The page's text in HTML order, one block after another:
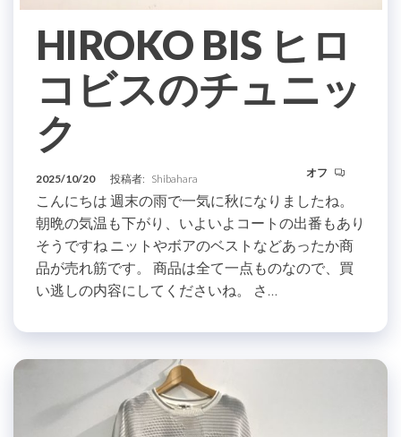
HIROKO BIS ヒロ
コビスのチュニッ
ク
2025/10/20 投稿者: Shibahara オフ
こんにちは 週末の雨で一気に秋になりましたね。
朝晩の気温も下がり、いよいよコートの出番もあり
そうですね ニットやボアのベストなどあったか商
品が売れ筋です。 商品は全て一点ものなので、買
い逃しの内容にしてくださいね。 さ…